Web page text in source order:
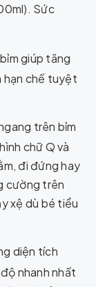
Sức
giúp tăng
hạn chế tuyệt
trên bỉm
chữ Q và
đi đứng hay
cường trên
xệ dù bé tiểu
diện tích
nhanh nhất